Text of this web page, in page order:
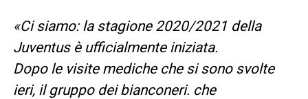
«Ci siamo: la stagione 2020/2021 della
Juventus è ufficialmente iniziata.
Dopo le visite mediche che si sono svolte
ieri, il gruppo dei bianconeri. che